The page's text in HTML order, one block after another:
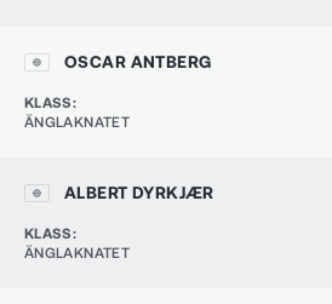
OSCAR ANTBERG
KLASS:
ÄNGLAKNATET
ALBERT DYRKJÆR
KLASS:
ÄNGLAKNATET